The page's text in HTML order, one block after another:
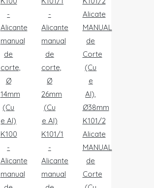
K100
-
Alicante
manual
K101/1
-
Alicante
manual
K101/2
Alicate
MANUAL
de
Corte